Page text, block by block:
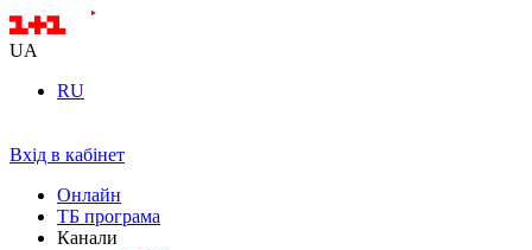
UA
RU
Вхід в кабінет
Онлайн
ТБ програма
Канали